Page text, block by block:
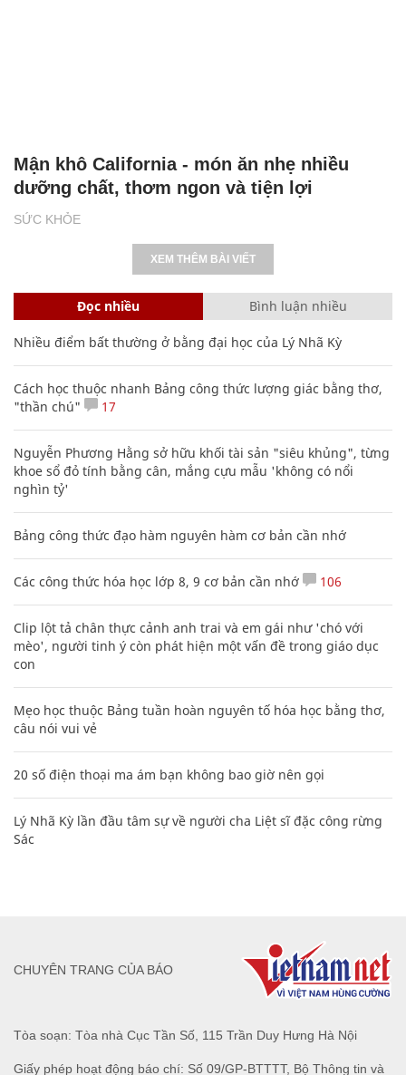
SỨC KHỎE
Mận khô California - món ăn nhẹ nhiều
dưỡng chất, thơm ngon và tiện lợi
XEM THÊM BÀI VIẾT
Đọc nhiều Bình luận nhiều
Nhiều điểm bất thường ở bằng đại học của Lý Nhã Kỳ
Cách học thuộc nhanh Bảng công thức lượng giác bằng thơ,
"thần chú"
17
Nguyễn Phương Hằng sở hữu khối tài sản "siêu khủng", từng
khoe sổ đỏ tính bằng cân, mắng cựu mẫu 'không có nổi
nghìn tỷ'
Bảng công thức đạo hàm nguyên hàm cơ bản cần nhớ
Các công thức hóa học lớp 8, 9 cơ bản cần nhớ 106
Clip lột tả chân thực cảnh anh trai và em gái như 'chó với
mèo', người tinh ý còn phát hiện một vấn đề trong giáo dục
con
Mẹo học thuộc Bảng tuần hoàn nguyên tố hóa học bằng thơ,
câu nói vui vẻ
20 số điện thoại ma ám bạn không bao giờ nên gọi
Lý Nhã Kỳ lần đầu tâm sự về người cha Liệt sĩ đặc công rừng
Sác
Tòa soạn: Tòa nhà Cục Tần Số, 115 Trần Duy Hưng Hà Nội
Giấy phép hoạt động báo chí: Số 09/GP-BTTTT, Bộ Thông tin và
CHUYÊN TRANG CỦA BÁO